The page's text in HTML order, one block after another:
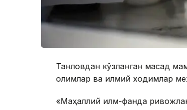
Танловдан кўзланган мақсад
олимлар ва илмий ходимлар
«Маҳаллий илм-фанда